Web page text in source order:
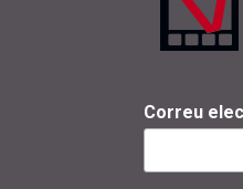
Correu